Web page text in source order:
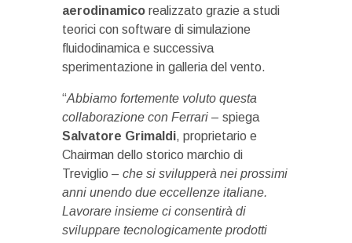
aerodinamico realizzato grazie a studi
teorici con software di simulazione
fluidodinamica e successiva
sperimentazione in galleria del vento.
“Abbiamo fortemente voluto questa
collaborazione con Ferrari – spiega
Salvatore Grimaldi, proprietario e
Chairman dello storico marchio di
Treviglio – che si svilupperà nei prossimi
anni unendo due eccellenze italiane.
Lavorare insieme ci consentirà di
sviluppare tecnologicamente prodotti